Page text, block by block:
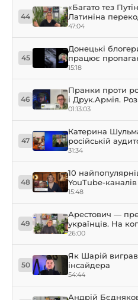
44
«Багато тез
Латиніна
лібералів у
47:04
45
Донецькі
працює
15:18
46
Пранки проти
і Друк.Армія.
Чорнобаєвим
01:13:03
47
Катерина
російській
режиму
31:34
48
10
YouTube-
Прямий
15:48
49
Арестович —
українців. На
Собчак?
26:00
50
Як Шарій
інсайдера
54:44
Андрій